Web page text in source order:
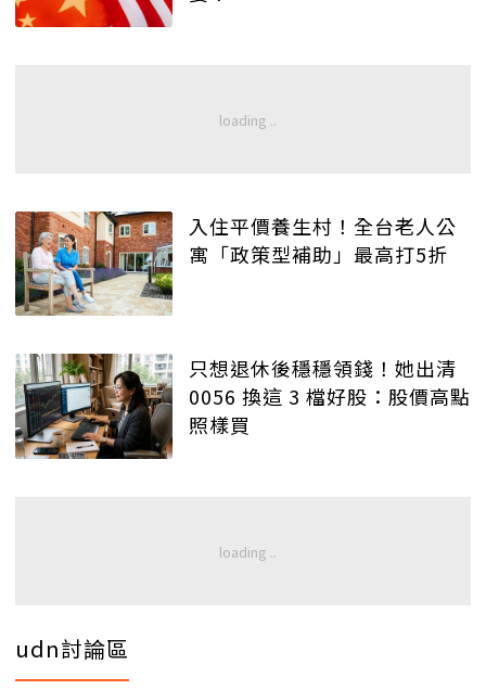
入住平價養生村！全台老人公
寓「政策型補助」最高打5折
只想退休後穩穩領錢！她出清
0056 換這 3 檔好股：股價高點
照樣買
udn討論區